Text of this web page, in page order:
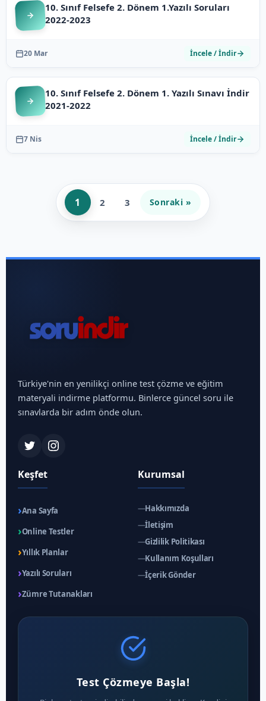
10. Sınıf Felsefe 2. Dönem 1.Yazılı Soruları
2022-2023
20 Mar İncele / İndir
10. Sınıf Felsefe 2. Dönem 1. Yazılı Sınavı İndir
2021-2022
7 Nis İncele / İndir
1 2 3 Sonraki »
Türkiye'nin en yenilikçi online test çözme ve eğitim
materyali indirme platformu. Binlerce güncel soru ile
sınavlarda bir adım önde olun.
Keşfet
›Ana Sayfa
›Online Testler
›Yıllık Planlar
›Yazılı Soruları
›Zümre Tutanakları
Kurumsal
—Hakkımızda
—İletişim
—Gizlilik Politikası
—Kullanım Koşulları
—İçerik Gönder
Test Çözmeye Başla!